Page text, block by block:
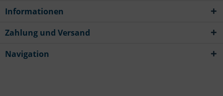
Informationen
Zahlung und Versand
Navigation